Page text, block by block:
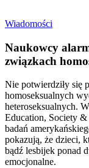
Wiadomości
Naukowcy
związkach
Nie potwierdziły się
homoseksualnych
heteroseksualnych.
Education, Society
badań
pokazują, że dzieci,
bądź lesbijek ponad
emocjonalne.